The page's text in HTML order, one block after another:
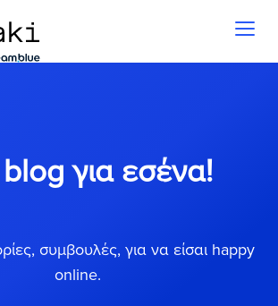
για εσένα!
συμβουλές, για να είσαι happy
online.